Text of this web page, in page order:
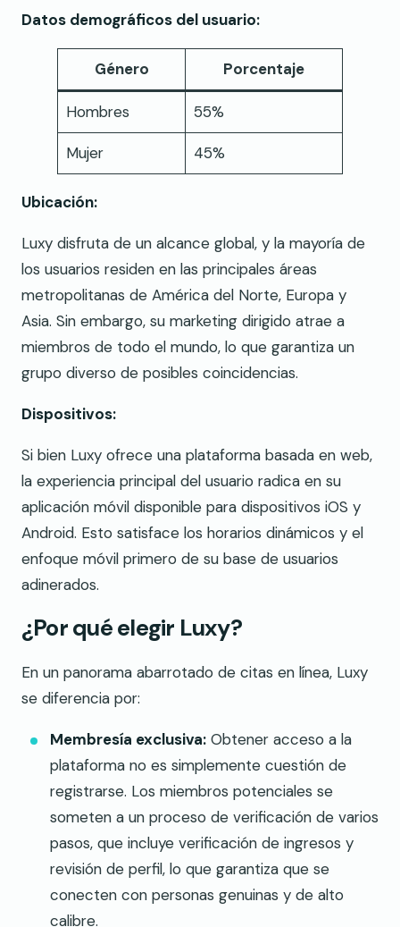
Datos demográficos del usuario:
Género Porcentaje
Hombres 55%
Mujer 45%
Ubicación:
Luxy disfruta de un alcance global, y la mayoría de
los usuarios residen en las principales áreas
metropolitanas de América del Norte, Europa y
Asia. Sin embargo, su marketing dirigido atrae a
miembros de todo el mundo, lo que garantiza un
grupo diverso de posibles coincidencias.
Dispositivos:
Si bien Luxy ofrece una plataforma basada en web,
la experiencia principal del usuario radica en su
aplicación móvil disponible para dispositivos iOS y
Android. Esto satisface los horarios dinámicos y el
enfoque móvil primero de su base de usuarios
adinerados.
¿Por qué elegir Luxy?
En un panorama abarrotado de citas en línea, Luxy
se diferencia por:
Membresía exclusiva: Obtener acceso a la
plataforma no es simplemente cuestión de
registrarse. Los miembros potenciales se
someten a un proceso de verificación de varios
pasos, que incluye verificación de ingresos y
revisión de perfil, lo que garantiza que se
conecten con personas genuinas y de alto
calibre.